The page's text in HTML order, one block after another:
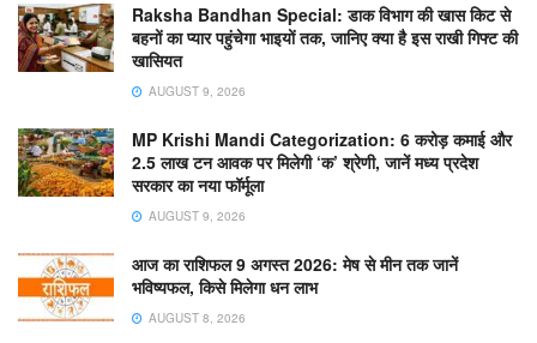
Raksha Bandhan Special: डाक विभाग की खास किट से
बहनों का प्यार पहुंचेगा भाइयों तक, जानिए क्या है इस राखी गिफ्ट की
खासियत
AUGUST 9, 2026
MP Krishi Mandi Categorization: 6 करोड़ कमाई और
2.5 लाख टन आवक पर मिलेगी ‘क’ श्रेणी, जानें मध्य प्रदेश
सरकार का नया फॉर्मूला
AUGUST 9, 2026
आज का राशिफल 9 अगस्त 2026: मेष से मीन तक जानें
भविष्यफल, किसे मिलेगा धन लाभ
AUGUST 8, 2026